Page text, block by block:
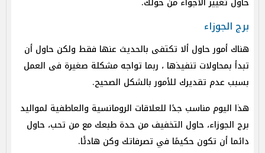
برج الجوزاء
هناك أمور حاول ألا تكتفى بالحديث عنها فقط ولكن حاول أن
تبدأ بمحاولات تنفيذها ، ربما تواجه مشكلة صغيرة فى العمل
بسبب عدم تقديرك للأمور بالشكل الصحيح.
هذا اليوم مناسب جدًا للعلاقات الرومانسية والعاطفية لمواليد
برج الجوزاء، حاول التخفيف من حدة طبعك مع من تحب، حاول
دائما أن تكون حكيمًا في تصرفاتك وكن هادئًا.